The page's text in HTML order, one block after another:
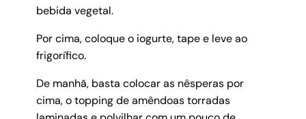
bebida vegetal.
Por cima, coloque o iogurte, tape e leve ao
frigorífico.
De manhã, basta colocar as nêsperas por
cima, o topping de amêndoas torradas